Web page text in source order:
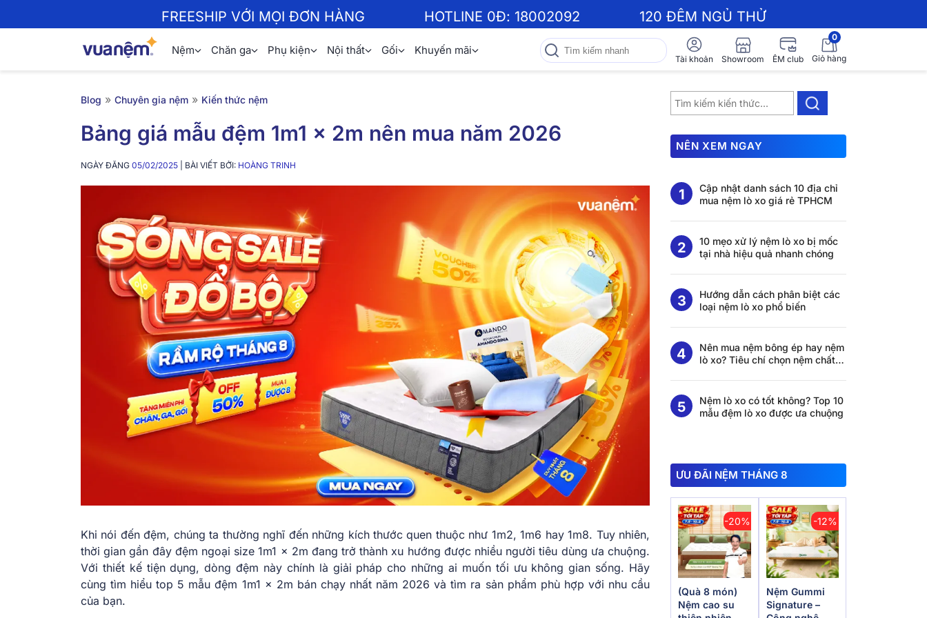
FREESHIP VỚI MỌI ĐƠN HÀNG HOTLINE 0Đ: 18002092 120 ĐÊM NGỦ THỬ
Nệm Chăn ga Phụ kiện Nội thất Gối Khuyến mãi
Tài khoản Showroom ÊM club
0
Giỏ hàng
Blog » Chuyên gia nệm » Kiến thức nệm
Bảng giá mẫu đệm 1m1 x 2m nên mua năm 2026
NGÀY ĐĂNG 05/02/2025 | BÀI VIẾT BỞI: HOÀNG TRINH
Khi nói đến đệm, chúng ta thường nghĩ đến những kích thước quen thuộc như 1m2, 1m6 hay 1m8. Tuy nhiên,
thời gian gần đây đệm ngoại size 1m1 x 2m đang trở thành xu hướng được nhiều người tiêu dùng ưa chuộng.
Với thiết kế tiện dụng, dòng đệm này chính là giải pháp cho những ai muốn tối ưu không gian sống. Hãy
cùng tìm hiểu top 5 mẫu đệm 1m1 x 2m bán chạy nhất năm 2026 và tìm ra sản phẩm phù hợp với nhu cầu
của bạn.
NÊN XEM NGAY
Cập nhật danh sách 10 địa chỉ
mua nệm lò xo giá rẻ TPHCM
10 mẹo xử lý nệm lò xo bị mốc
tại nhà hiệu quả nhanh chóng
Hướng dẫn cách phân biệt các
loại nệm lò xo phổ biến
Nên mua nệm bông ép hay nệm
lò xo? Tiêu chí chọn nệm chất
Nệm lò xo có tốt không? Top 10
mẫu đệm lò xo được ưa chuộng
ƯU ĐÃI NỆM THÁNG 8
-20%
(Quà 8 món)
Nệm cao su
-12%
Nệm Gummi
Signature –